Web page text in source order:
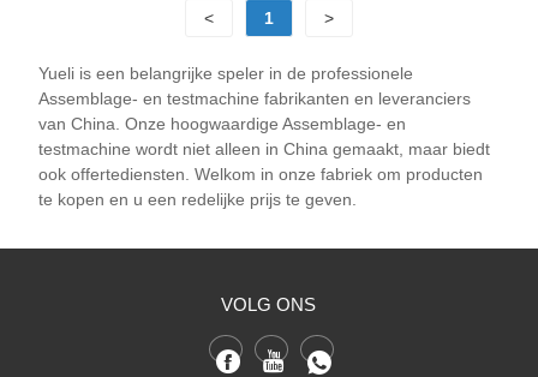
< 1 >
Yueli is een belangrijke speler in de professionele
Assemblage- en testmachine fabrikanten en leveranciers
van China. Onze hoogwaardige Assemblage- en
testmachine wordt niet alleen in China gemaakt, maar biedt
ook offertediensten. Welkom in onze fabriek om producten
te kopen en u een redelijke prijs te geven.
VOLG ONS